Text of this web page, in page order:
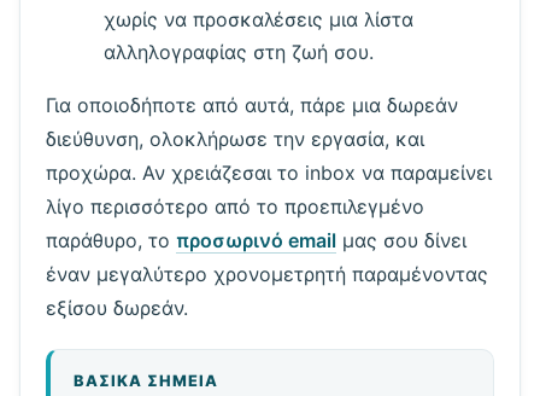
χωρίς να προσκαλέσεις μια λίστα
αλληλογραφίας στη ζωή σου.
Για οποιοδήποτε από αυτά, πάρε μια δωρεάν
διεύθυνση, ολοκλήρωσε την εργασία, και
προχώρα. Αν χρειάζεσαι το inbox να παραμείνει
λίγο περισσότερο από το προεπιλεγμένο
παράθυρο, το προσωρινό emailμας σου δίνει
έναν μεγαλύτερο χρονομετρητή παραμένοντας
εξίσου δωρεάν.
ΒΑΣΙΚΆ ΣΗΜΕΊΑ